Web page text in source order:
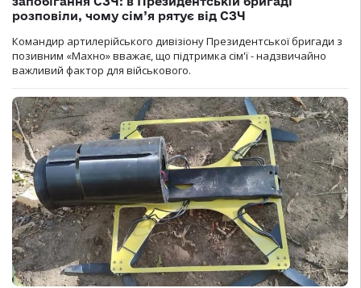
розповіли, чому сім’я рятує від СЗЧ
Командир артилерійського дивізіону Президентської бригади з
позивним «Махно» вважає, що підтримка сім'ї - надзвичайно
важливий фактор для військового.